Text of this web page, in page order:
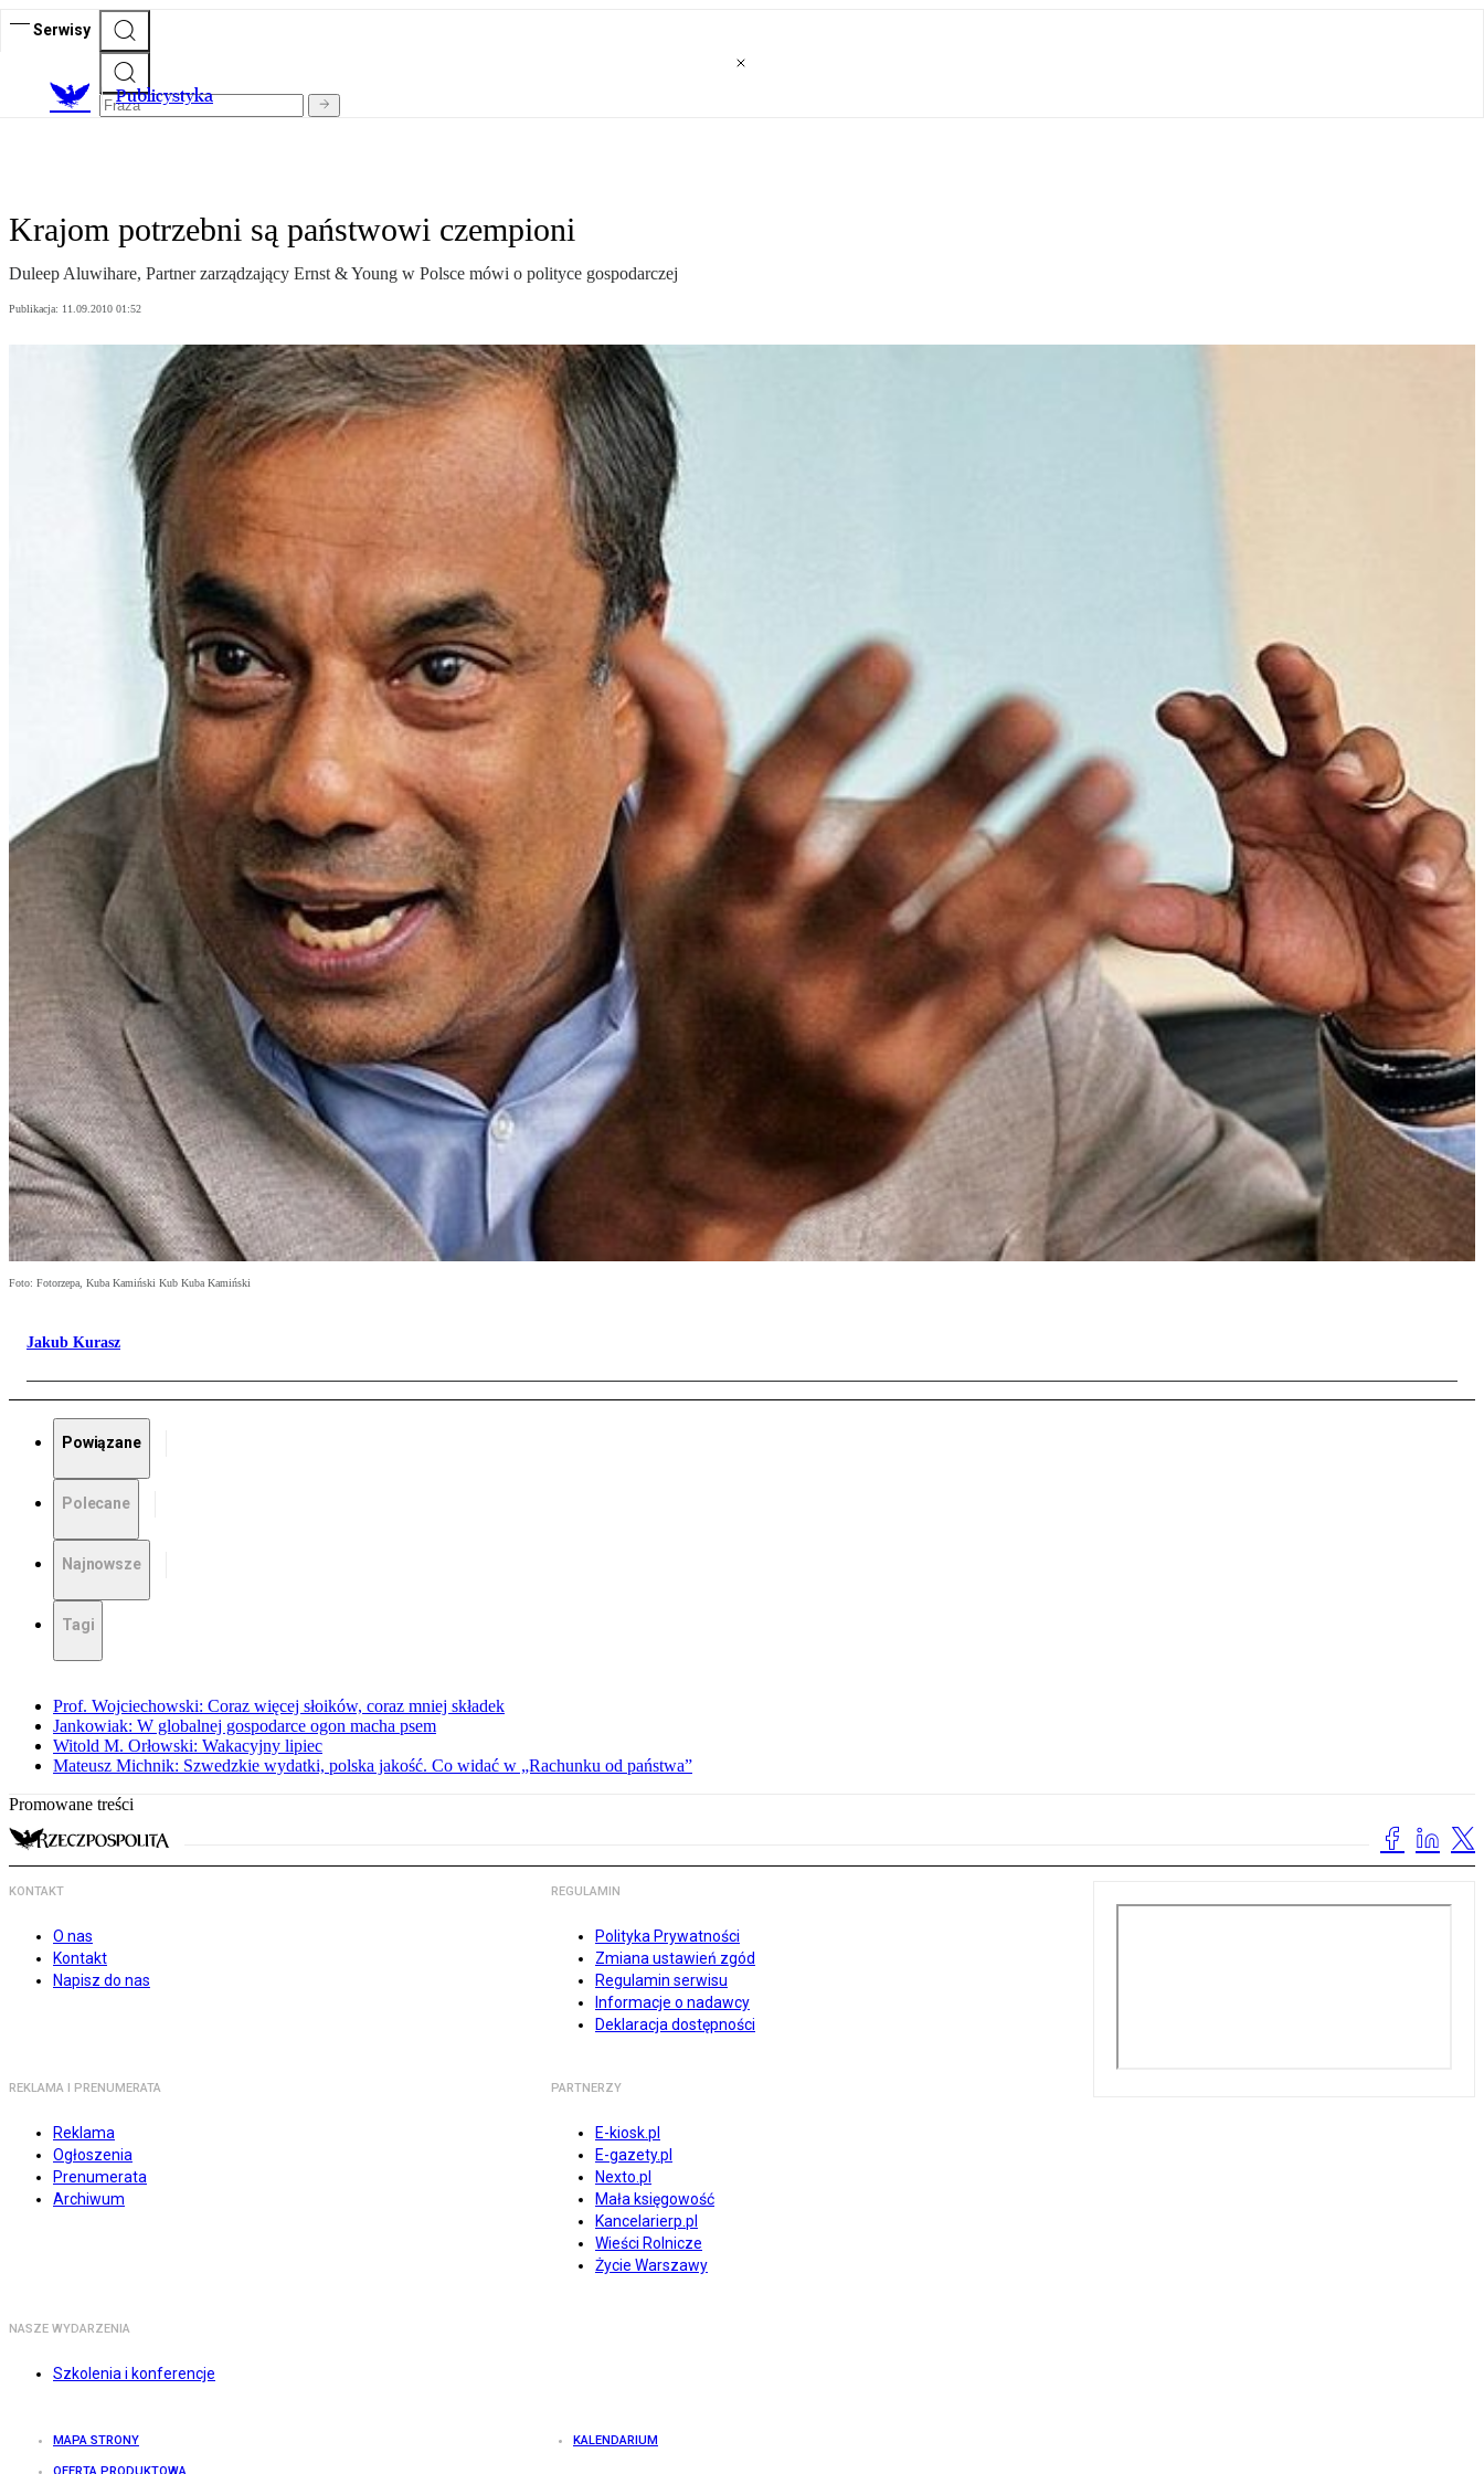
Serwisy
Publicystyka
Krajom potrzebni są państwowi czempioni
Duleep Aluwihare, Partner zarządzający Ernst & Young w Polsce mówi o polityce gospodarczej
Publikacja: 11.09.2010 01:52
Foto: Fotorzepa, Kuba Kamiński Kub Kuba Kamiński
Jakub Kurasz
Powiązane
Polecane
Najnowsze
Tagi
Prof. Wojciechowski: Coraz więcej słoików, coraz mniej składek
Jankowiak: W globalnej gospodarce ogon macha psem
Witold M. Orłowski: Wakacyjny lipiec
Mateusz Michnik: Szwedzkie wydatki, polska jakość. Co widać w „Rachunku od państwa”
Promowane treści
KONTAKT
O nas
Kontakt
Napisz do nas
REGULAMIN
Polityka Prywatności
Zmiana ustawień zgód
Regulamin serwisu
Informacje o nadawcy
Deklaracja dostępności
REKLAMA I PRENUMERATA
Reklama
Ogłoszenia
Prenumerata
Archiwum
PARTNERZY
E-kiosk.pl
E-gazety.pl
Nexto.pl
Mała księgowość
Kancelarierp.pl
Wieści Rolnicze
Życie Warszawy
NASZE WYDARZENIA
Szkolenia i konferencje
MAPA STRONY KALENDARIUM